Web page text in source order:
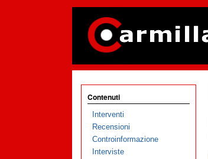
Contenuti
Interventi
Recensioni
Controinformazione
Interviste